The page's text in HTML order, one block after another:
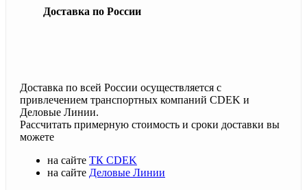
Доставка по России
Доставка по всей России осуществляется с
привлечением транспортных компаний CDEK и
Деловые Линии.
Рассчитать примерную стоимость и сроки доставки вы
можете
на сайте ТК CDEK
на сайте Деловые Линии